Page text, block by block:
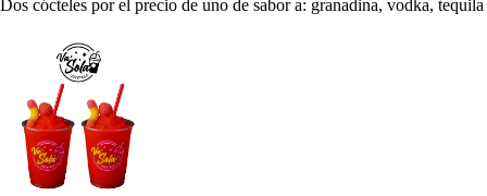
Dos cócteles por el precio de uno de sabor a: granadina, vodka, tequila